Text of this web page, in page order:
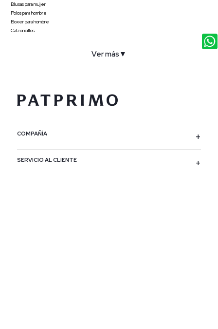
Blusas para mujer
Polos para hombre
Boxer para hombre
Calzoncillos
Ver más ▼
COMPAÑÍA
SERVICIO AL CLIENTE